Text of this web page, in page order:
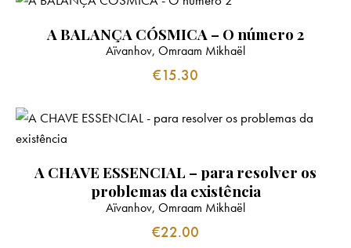
A BALANÇA CÓSMICA – O número 2
Aïvanhov, Omraam Mikhaël
€15.30
A CHAVE ESSENCIAL – para resolver os
problemas da existência
Aïvanhov, Omraam Mikhaël
€22.00